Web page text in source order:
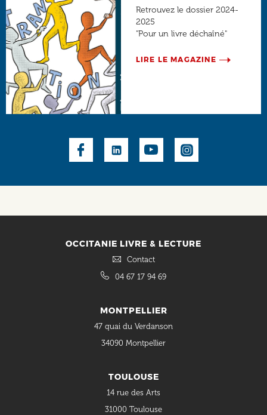
Retrouvez le dossier 2024-
2025
"Pour un livre déchaîné"
LIRE LE MAGAZINE
OCCITANIE LIVRE & LECTURE
Contact
04 67 17 94 69
MONTPELLIER
47 quai du Verdanson
34090 Montpellier
TOULOUSE
14 rue des Arts
31000 Toulouse